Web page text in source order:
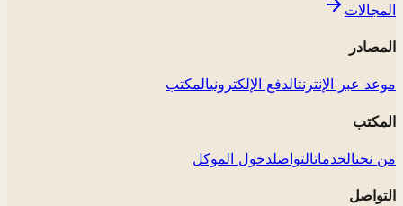
المجالات
المصادر
موعد عبر الإنترنتالدفع الإلكترونيالمكتب
المكتب
من نحنالخدماتالتواصلدخول الموكل
التواصل